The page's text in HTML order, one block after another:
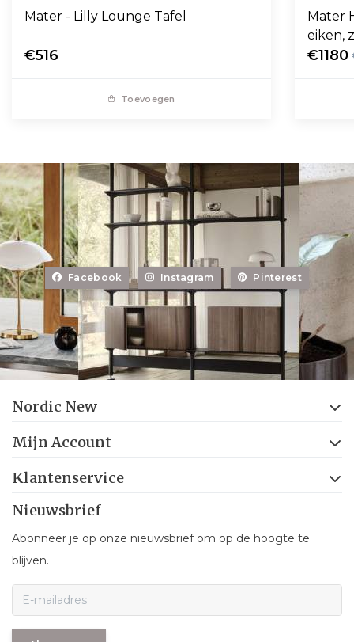
Mater - Lilly Lounge Tafel
€516
Toevoegen
Mater
eiken,
€1180
Facebook Instagram Pinterest
Nordic New
Mijn Account
Klantenservice
Nieuwsbrief
Abonneer je op onze nieuwsbrief om op de hoogte te
blijven.